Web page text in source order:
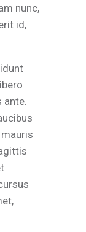
nunc,
id,
ante.